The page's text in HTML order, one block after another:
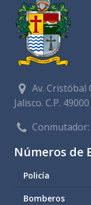
Av. Cristóbal
Jalisco. C.P. 49000
Números de
Policía
Bomberos